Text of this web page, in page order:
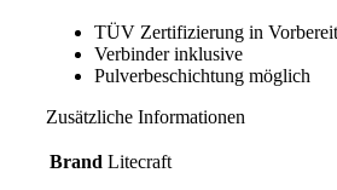
TÜV Zertifizierung in
Verbinder inklusive
Pulverbeschichtung möglich
Zusätzliche Informationen
Brand Litecraft